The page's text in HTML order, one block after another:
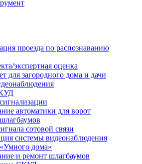
проезда по распознаванию
экспертная оценка
для загородного дома и дачи
автоматики для ворот
сотовой связи
системы видеонаблюдения
дома»
и ремонт шлагбаумов